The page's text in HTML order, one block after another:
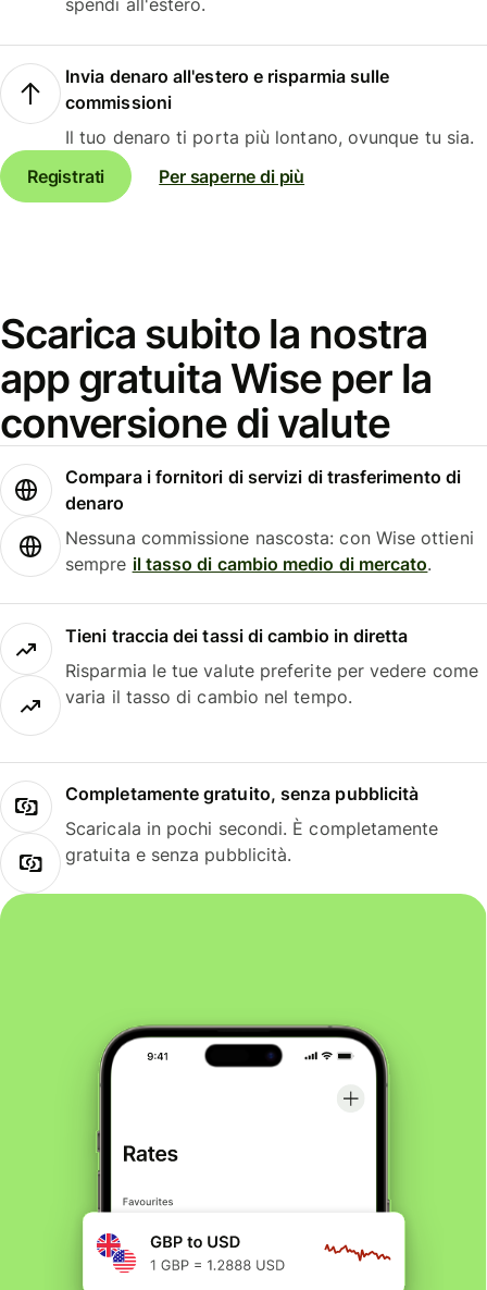
spendi all'estero.
Invia denaro all'estero e risparmia sulle
commissioni
Il tuo denaro ti porta più lontano, ovunque tu sia.
Registrati
Per saperne di più
Scarica subito la nostra
app gratuita Wise per la
conversione di valute
Compara i fornitori di servizi di trasferimento di
denaro
Nessuna commissione nascosta: con Wise ottieni
sempre il tasso di cambio medio di mercato.
Tieni traccia dei tassi di cambio in diretta
Risparmia le tue valute preferite per vedere come
varia il tasso di cambio nel tempo.
Completamente gratuito, senza pubblicità
Scaricala in pochi secondi. È completamente
gratuita e senza pubblicità.